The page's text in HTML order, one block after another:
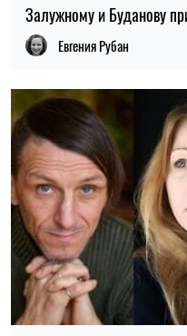
Залужному и Буданову
Евгения Рубан